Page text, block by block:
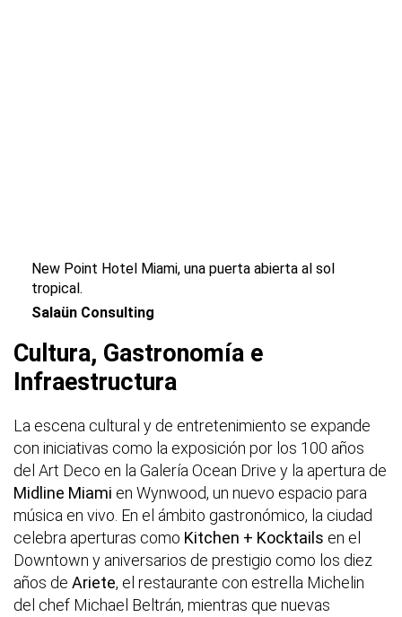
New Point Hotel Miami, una puerta abierta al sol
tropical.
Salaün Consulting
Cultura, Gastronomía e
Infraestructura
La escena cultural y de entretenimiento se expande
con iniciativas como la exposición por los 100 años
del Art Deco en la Galería Ocean Drive y la apertura de
Midline Miami en Wynwood, un nuevo espacio para
música en vivo. En el ámbito gastronómico, la ciudad
celebra aperturas como Kitchen + Kocktails en el
Downtown y aniversarios de prestigio como los diez
años de Ariete, el restaurante con estrella Michelin
del chef Michael Beltrán, mientras que nuevas